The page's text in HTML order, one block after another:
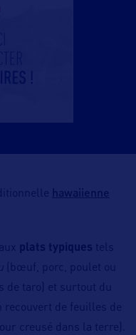
hawaiienne
plats typiques tels
(bœuf, porc, poulet ou
de taro) et surtout du
recouvert de feuilles de
creusé dans la terre).